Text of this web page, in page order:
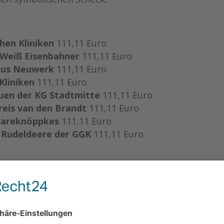
Kliniken 111,11 Euro
Eisenbahner 111,11 Euro
Neuwerk 111,11 Euro
111,11 Euro
der KG Stadtmitte 111,11 Euro
van den Brandt 111,11 Euro
111,11 Euro
der GGK 111,11 Euro
Boer/Gormanns